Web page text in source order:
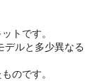
トです。
ルと多少異なる
のです。